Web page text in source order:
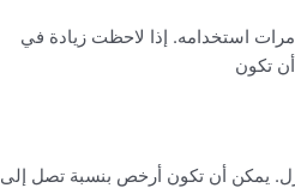
كل 3-5 سنوات حسب عدد مرات استخدامه. إذا لاحظت زيادة في
تكون
يمكن أن تكون أرخص بنسبة تصل إلى